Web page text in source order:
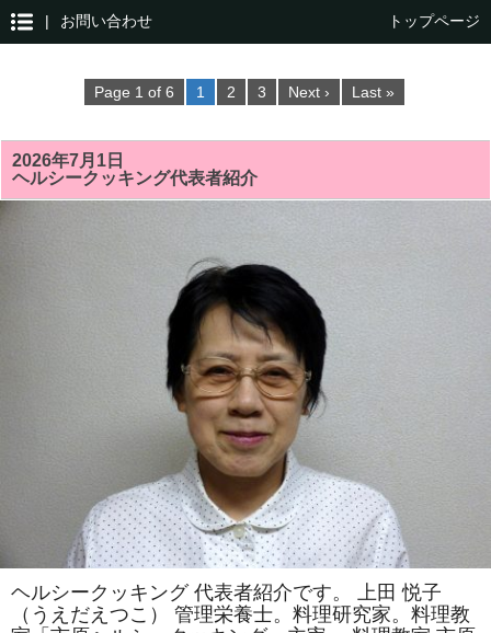
| お問い合わせ トップページ
Page 1 of 6 1 2 3 Next › Last »
2026年7月1日
ヘルシークッキング代表者紹介
ヘルシークッキング 代表者紹介です。 上田 悦子
（うえだえつこ） 管理栄養士。料理研究家。料理教